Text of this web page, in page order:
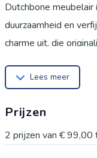
Dutchbone
duurzaamheid en
charme uit, die
ontwikkeling, import
opdoen uit
aan vakmanschap,
Lees meer
Prijzen
2 prijzen van € 99,00